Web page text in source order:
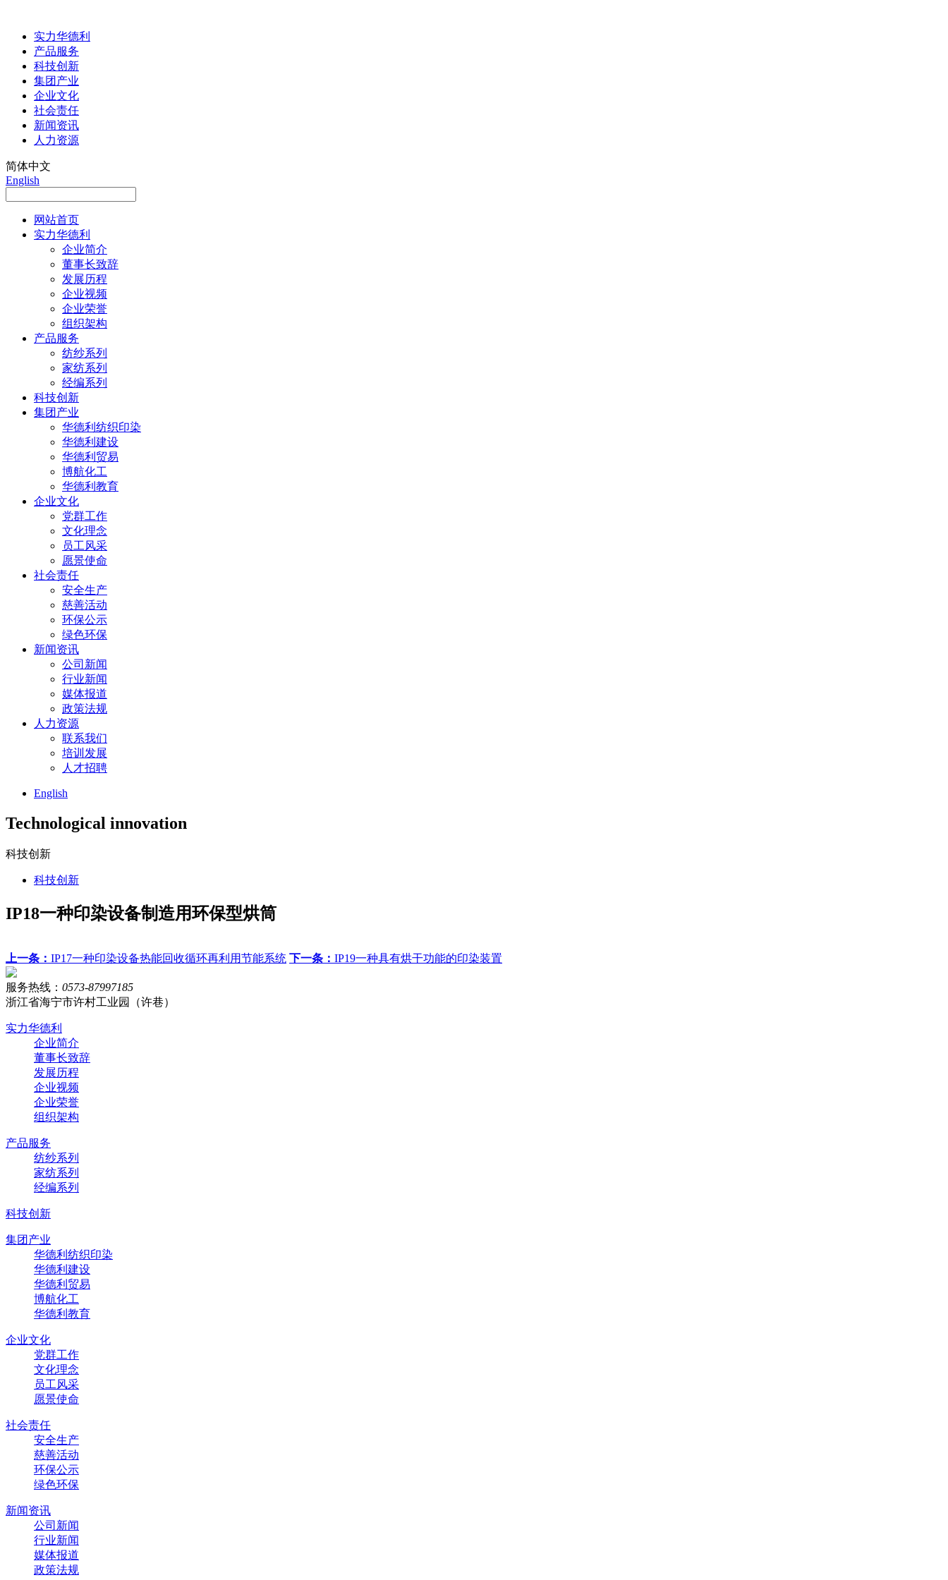
实力华德利
产品服务
科技创新
集团产业
企业文化
社会责任
新闻资讯
人力资源
简体中文
English
网站首页
实力华德利
企业简介
董事长致辞
发展历程
企业视频
企业荣誉
组织架构
产品服务
纺纱系列
家纺系列
经编系列
科技创新
集团产业
华德利纺织印染
华德利建设
华德利贸易
博航化工
华德利教育
企业文化
党群工作
文化理念
员工风采
愿景使命
社会责任
安全生产
慈善活动
环保公示
绿色环保
新闻资讯
公司新闻
行业新闻
媒体报道
政策法规
人力资源
联系我们
培训发展
人才招聘
English
Technological innovation
科技创新
科技创新
IP18一种印染设备制造用环保型烘筒
上一条： IP17一种印染设备热能回收循环再利用节能系统 下一条： IP19一种具有烘干功能的印染装置
服务热线： 0573-87997185
浙江省海宁市许村工业园（许巷）
实力华德利
企业简介
董事长致辞
发展历程
企业视频
企业荣誉
组织架构
产品服务
纺纱系列
家纺系列
经编系列
科技创新
集团产业
华德利纺织印染
华德利建设
华德利贸易
博航化工
华德利教育
企业文化
党群工作
文化理念
员工风采
愿景使命
社会责任
安全生产
慈善活动
环保公示
绿色环保
新闻资讯
公司新闻
行业新闻
媒体报道
政策法规